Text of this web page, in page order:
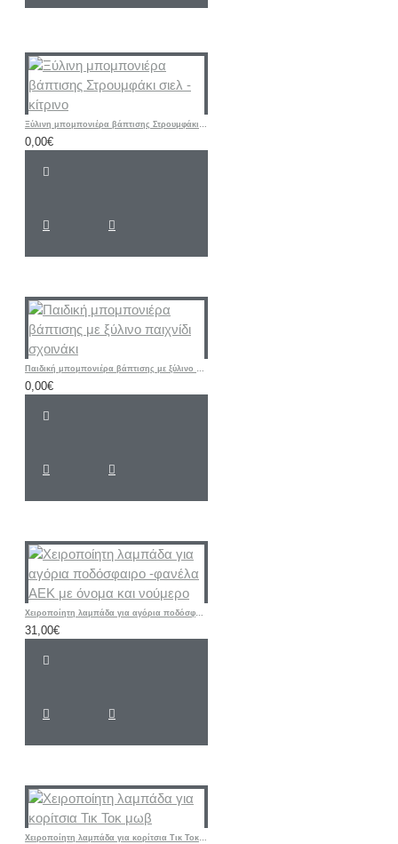
Ξύλινη μπομπονιέρα βάπτισης Στρουμφάκι σιελ - κίτρινο
0,00€
Παιδική μπομπονιέρα βάπτισης με ξύλινο παιχνίδι σχοινάκι
0,00€
Χειροποίητη λαμπάδα για αγόρια ποδόσφαιρο -φανέλα ΑΕΚ με όνομα και νούμερο
31,00€
Χειροποίητη λαμπάδα για κορίτσια Τικ Τοκ μωβ